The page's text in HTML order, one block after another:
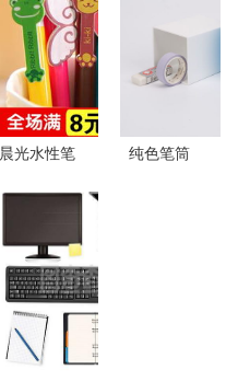
高效与灵感
的工作空间
的“效率补
给站”
晨光水性笔
日用百货市
场中的明星
文具
纯色笔筒